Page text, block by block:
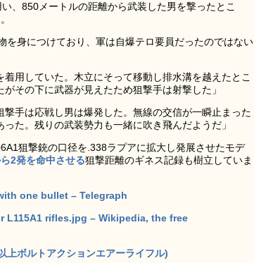
、850メートルの距離から武装した男を撃ったとこ
身につけており、軍は自爆テロ要員だったのではない
用していた。木立にそって移動し排水溝を越えたとこ
その下に武器が見えたため狙撃手は射撃した」
手は応戦し男は爆発した。無線の交信が一瞬止まった
た。残りの武装勢力も一緒に吹き飛んだようだ」
狙撃銃の口径を.338ラプアに拡大し発展させたモデ
2発を命中させる狙撃距離のギネス記録も樹立していま
one bullet – Telegraph
rifles.jpg – Wikipedia, the free
上ボルトアクションエアーライフル)